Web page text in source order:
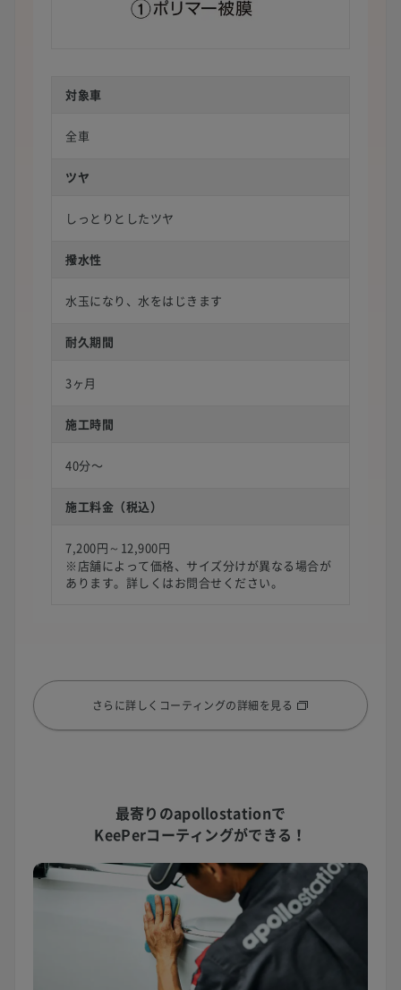
対象車
全車
ツヤ
しっとりとしたツヤ
撥水性
水玉になり、水をはじきます
耐久期間
3ヶ月
施工時間
40分〜
施工料金（税込）
7,200円～12,900円
※店舗によって価格、サイズ分けが異なる場合が
あります。詳しくはお問合せください。
さらに詳しくコーティングの詳細を見る
最寄りのapollostationで
KeePerコーティングができる！